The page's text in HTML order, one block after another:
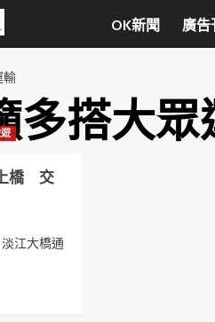
OK新聞 廣告
輸
多搭大眾
橋 交
江大橋通